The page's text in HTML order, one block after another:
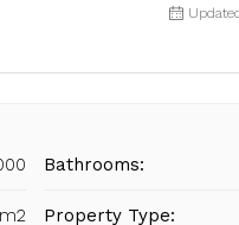
Bathrooms:
Property Type: